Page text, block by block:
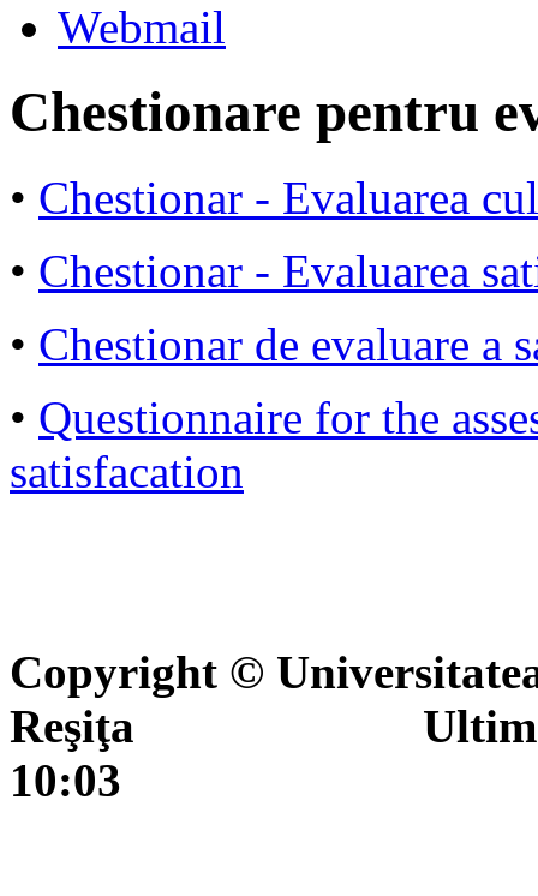
Webmail
Chestionare pentru
• Chestionar - Evaluarea
• Chestionar - Evaluarea
• Chestionar de evaluare a
• Questionnaire for the
satisfacation
Copyright ©
Reşiţa Ultima
10:03